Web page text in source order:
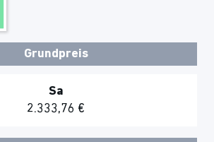
Grundpreis
Sa
2.333,76 €